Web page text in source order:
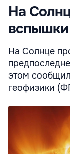
На
вспышки
На Солнце
этом
геофизики